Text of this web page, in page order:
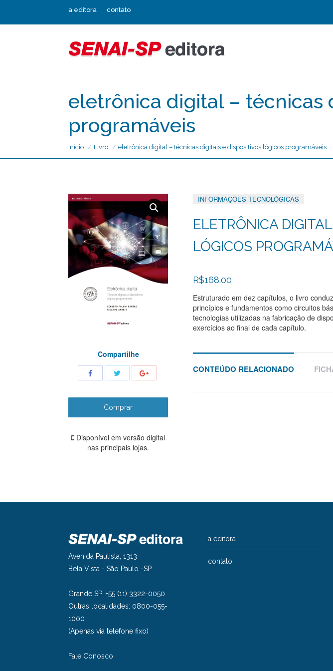
a editora contato
eletrônica digital – técnicas
programáveis
Início Livro eletrônica digital – técnicas digitais e dispositivos lógicos programáveis
Compartilhe
Facebook
Comprar
Disponível em versão digital
nas principais lojas.
INFORMAÇÕES TECNOLÓGICAS
ELETRÔNICA
LÓGICOS
R$168.00
Estruturado em dez capítulos, o livro
princípios e fundamentos como circuitos
tecnologias utilizadas na fabricação de
exercícios ao final de cada capítulo.
CONTEÚDO RELACIONADO
Avenida Paulista, 1313
Bela Vista - São Paulo -SP
Grande SP: +55 (11) 3322-0050
Outras localidades: 0800-055-
1000
(Apenas via telefone fixo)
Fale Conosco
a editora
contato